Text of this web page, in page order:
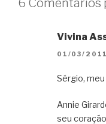
6 Comentários
Vivina
01/03/
Sérgio,
Annie
seu